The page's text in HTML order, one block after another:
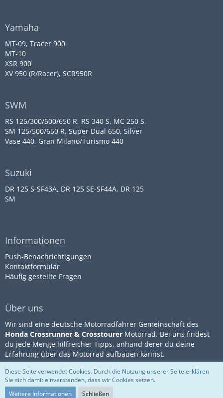
Yamaha
MT-09, Tracer 900
MT-10
XSR 900
XV 950 (R/Racer), SCR950R
SWM
RS 125/300/500/650 R, RS 340 S, MC 250 S,
SM 125/500/650 R, Super Dual 650, Silver
Vase 440, Gran Milano/Turismo 440
Suzuki
DR 125 S-SF43A, DR 125 SE-SF44A, DR 125
SM
Informationen
Push-Benachrichtigungen
Kontaktformular
Häufig gestellte Fragen
Über uns
Wir sind eine deutsche Motorradfahrer Gemeinschaft des
Honda Crossrunner & Crosstourer Motorrad. Bei uns findest
du jede Menge hilfreicher Tipps, anhand derer du deine
Erfahrung über das Motorrad aufbauen kannst.
Community-Software:WoltLab
Suite™
Impressum
Diese Seite verwendet Cookies. Durch die Nutzung unserer Seite erklären
Sie sich damit einverstanden, dass wir Cookies setzen.
Weitere Informationen
Schließen